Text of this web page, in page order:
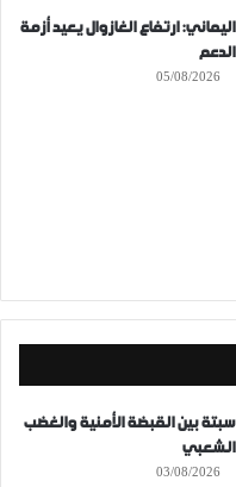
اليماني: ارتفاع الغازوال يعيد أزمة
الدعم
05/08/2026
سبتة بين القبضة الأمنية والغضب
الشعبي
03/08/2026